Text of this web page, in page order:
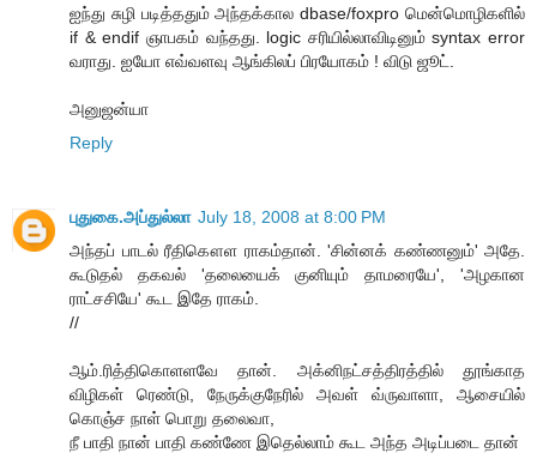
ஐந்து சுழி படித்ததும் அந்தக்கால dbase/foxpro மென்மொழிகளில்
if & endif ஞாபகம் வந்தது. logic சரியில்லாவிடினும் syntax error
வராது. ஐயோ எவ்வளவு ஆங்கிலப் பிரயோகம் ! விடு ஜூட்.
அனுஜன்யா
Reply
புதுகை.அப்துல்லா July 18, 2008 at 8:00 PM
அந்தப் பாடல் ரீதிகௌள ராகம்தான். 'சின்னக் கண்ணனும்' அதே.
கூடுதல் தகவல் 'தலையைக் குனியும் தாமரையே', 'அழகான
ராட்சசியே' கூட இதே ராகம்.
//
ஆம்.ரித்திகொளளவே தான். அக்னிநட்சத்திரத்தில் தூங்காத
விழிகள் ரெண்டு, நேருக்குநேரில் அவள் வ்ருவாளா, ஆசையில்
கொஞ்ச நாள் பொறு தலைவா,
நீ பாதி நான் பாதி கண்ணே இதெல்லாம் கூட அந்த அடிப்படை தான்